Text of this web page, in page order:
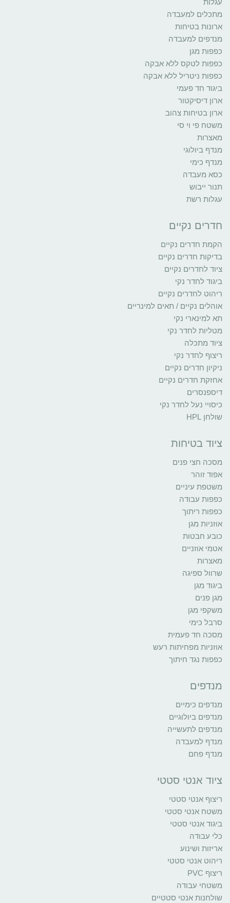
עגלות
מתכלים למעבדה
ארונות בטיחות
מנדפים למעבדה
כפפות מגן
כפפות לטקס ללא אבקה
כפפות ניטריל ללא אבקה
ביגוד חד פעמי
ארון דיסיקטור
ארון בטיחות צהוב
משטח פי וי סי
מאצרות
מנדף ביולוגי
מנדף כימי
כסא מעבדה
תנור ייבוש
עגלות רשת
חדרים נקיים
הקמת חדרים נקיים
בדיקות חדרים נקיים
ציוד לחדרים נקיים
ביגוד לחדר נקי
ריהוט לחדרים נקיים
אוהלים נקיים / תאים למינריים
תא למינארי נקי
מטליות לחדר נקי
ציוד מתכלה
ריצוף לחדר נקי
ניקיון חדרים נקיים
אחזקת חדרים נקיים
דיספנסרים
כיסויי נעל לחדר נקי
שולחן HPL
ציוד בטיחות
מסכה חצי פנים
אפוד זוהר
משטפת עיניים
כפפות עבודה
כפפות ריתוך
אוזניות מגן
כובע חבטות
אטמי אוזניים
מאצרות
שרוול ספיגה
ביגוד מגן
מגן פנים
משקפי מגן
סרבל כימי
מסכה חד פעמית
אוזניות מפחיתות רעש
כפפות נגד חיתוך
מנדפים
מנדפים כימיים
מנדפים ביולוגיים
מנדפים לתעשייה
מנדף למעבדה
מנדף פחם
ציוד אנטי סטטי
ריצוף אנטי סטטי
משטח אנטי סטטי
ביגוד אנטי סטטי
כלי עבודה
אריזות ושינוע
ריהוט אנטי סטטי
ריצוף PVC
משטחי עבודה
שולחנות אנטי סטטיים